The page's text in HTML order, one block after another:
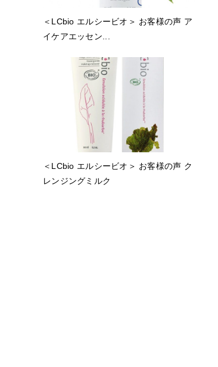
＜LCbio エルシービオ＞ お客様の声 ア
イケアエッセン...
＜LCbio エルシービオ＞ お客様の声 ク
レンジングミルク